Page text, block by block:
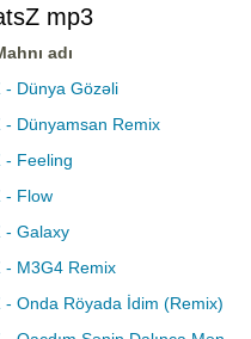
mp3
adı
- Dünya Gözəli
- Dünyamsan Remix
- Feeling
- Flow
- Galaxy
- M3G4 Remix
- Onda Röyada İdim (Remix)